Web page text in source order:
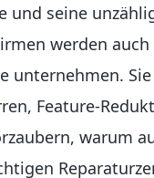
und seine
werden
unternehmen.
Feature-
warum